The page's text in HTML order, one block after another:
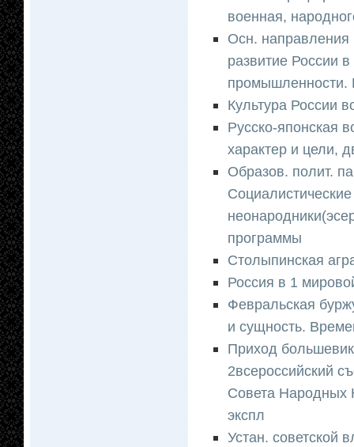
военная,
Осн. направления
развитие России
промышленности.
Культура России
Русско-японская
характер и цели,
Образов. полит.
программы
Столыпинская
Россия в 1
Февральская
и сущность.
Приход
2всероссийский
Совета Народных
экспл
Устан. советской